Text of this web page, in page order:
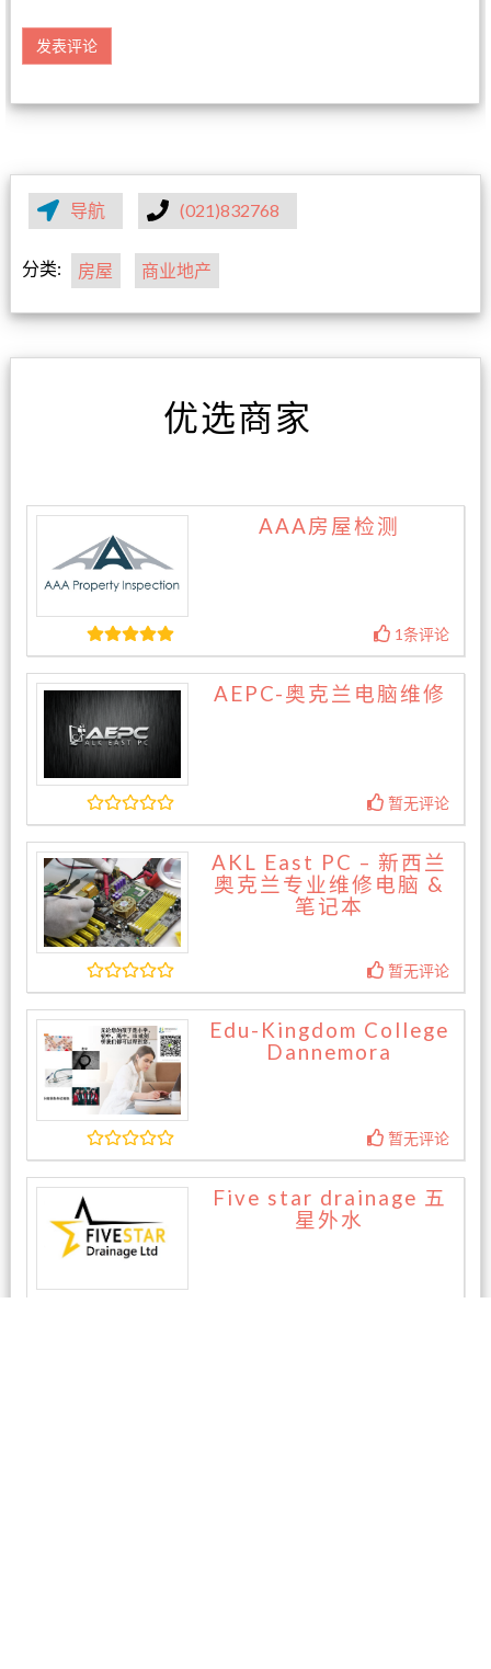
导航 (021)832768
分类: 房屋 商业地产
优选商家
AAA房屋检测
1条评论
AEPC-奥克兰电脑维修
暂无评论
AKL East PC – 新西兰
奥克兰专业维修电脑 &
笔记本
暂无评论
Edu-Kingdom College
Dannemora
暂无评论
Five star drainage 五
星外水